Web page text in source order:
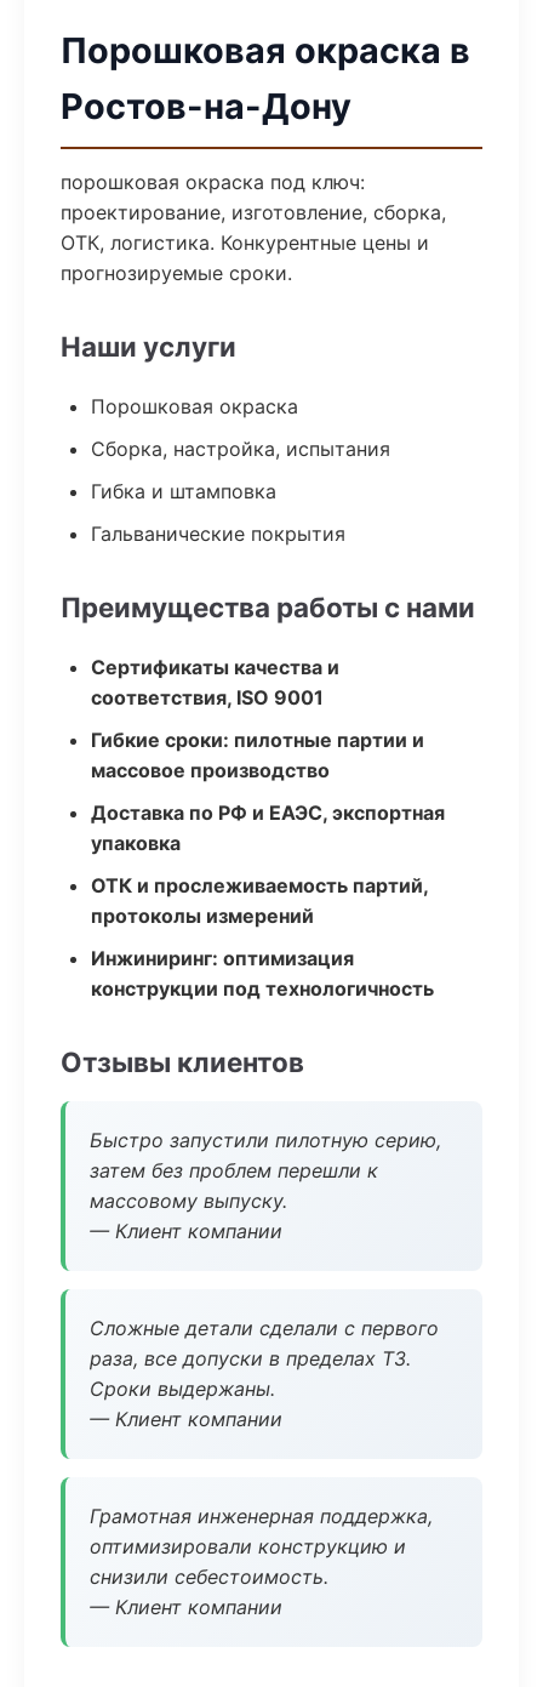
Порошковая окраска в
Ростов-на-Дону
порошковая окраска под ключ:
проектирование, изготовление, сборка,
ОТК, логистика. Конкурентные цены и
прогнозируемые сроки.
Наши услуги
Порошковая окраска
Сборка, настройка, испытания
Гибка и штамповка
Гальванические покрытия
Преимущества работы с нами
Сертификаты качества и
соответствия, ISO 9001
Гибкие сроки: пилотные партии и
массовое производство
Доставка по РФ и ЕАЭС, экспортная
упаковка
ОТК и прослеживаемость партий,
протоколы измерений
Инжиниринг: оптимизация
конструкции под технологичность
Отзывы клиентов
Быстро запустили пилотную серию,
затем без проблем перешли к
массовому выпуску.
— Клиент компании
Сложные детали сделали с первого
раза, все допуски в пределах ТЗ.
Сроки выдержаны.
— Клиент компании
Грамотная инженерная поддержка,
оптимизировали конструкцию и
снизили себестоимость.
— Клиент компании